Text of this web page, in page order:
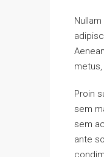
Proin
sem
sem
ante